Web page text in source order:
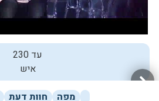
עד 230
איש
מפה
חוות דעת